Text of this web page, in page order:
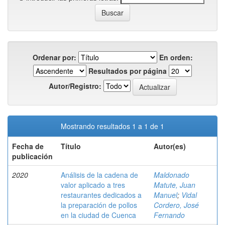
Ordenar por:
En orden:
Resultados por página
Autor/Registro:
Mostrando resultados 1 a 1 de 1
Fecha de
publicación
Título Autor(es)
2020
Análisis de la cadena de
valor aplicado a tres
restaurantes dedicados a
la preparación de pollos
en la ciudad de Cuenca
Maldonado
Matute, Juan
Manuel; Vidal
Cordero, José
Fernando